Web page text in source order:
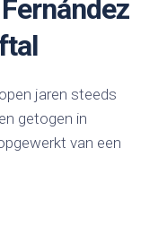
jaren steeds
getogen in
van een